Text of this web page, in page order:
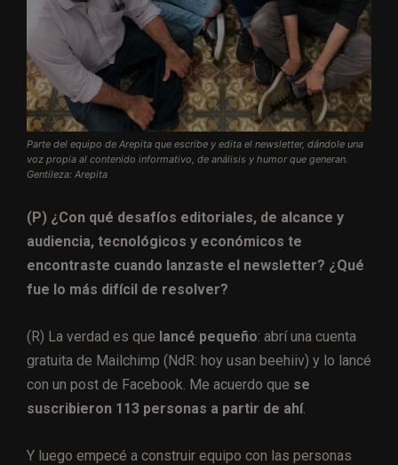
Parte del equipo de Arepita que escribe y edita el newsletter, dándole una
voz propia al contenido informativo, de análisis y humor que generan.
Gentileza: Arepita
(P) ¿Con qué desafíos editoriales, de alcance y
audiencia, tecnológicos y económicos te
encontraste cuando lanzaste el newsletter? ¿Qué
fue lo más difícil de resolver?
(R) La verdad es que lancé pequeño: abrí una cuenta
gratuita de Mailchimp (NdR: hoy usan beehiiv) y lo lancé
con un post de Facebook. Me acuerdo que se
suscribieron 113 personas a partir de ahí.
Y luego empecé a construir equipo con las personas